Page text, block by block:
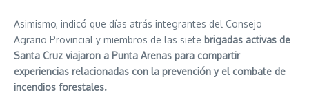
Asimismo, indicó que días atrás integrantes del Consejo
Agrario Provincial y miembros de las siete brigadas activas de
Santa Cruz viajaron a Punta Arenas para compartir
experiencias relacionadas con la prevención y el combate de
incendios forestales.